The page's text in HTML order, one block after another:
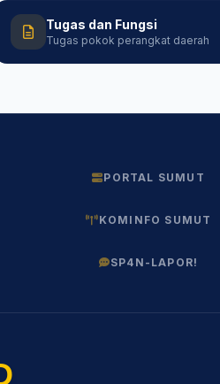
Tugas dan Fungsi
Tugas pokok perangkat daerah
PORTAL SUMUT
KOMINFO SUMUT
SP4N-LAPOR!